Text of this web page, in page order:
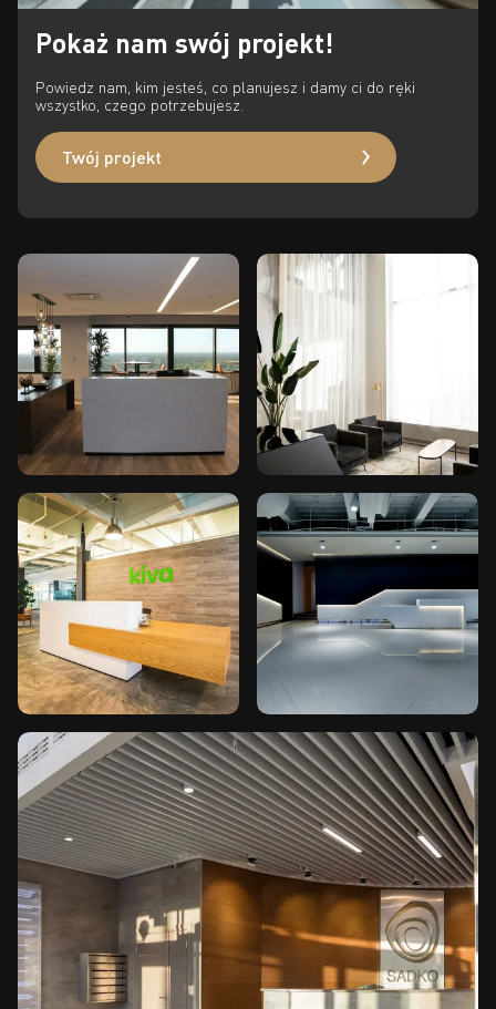
Pokaż nam swój projekt!
Powiedz nam, kim jesteś, co planujesz i damy ci do ręki
wszystko, czego potrzebujesz.
Twój projekt